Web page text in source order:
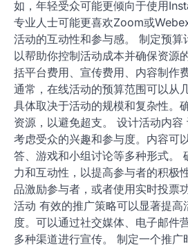
参与者的满意度和活动的成功率。
标受众是制定在线活动营销方案的
龄、性别、兴趣和需求，可以帮助
动内容。 可以通过问卷调查、社交
方式获取受众信息。确保活动内容
匹配，以提高参与度。 选择合适的
对在线活动的成功至关重要。根据
适合的社交媒体、视频会议工具或
如，年轻受众可能更倾向于使用
专业人士可能更喜欢Zoom或
活动的互动性和参与感。 制定预
以帮助你控制活动成本并确保资源
括平台费用、宣传费用、内容制作
通常，在线活动的预算范围可以从
具体取决于活动的规模和复杂性。